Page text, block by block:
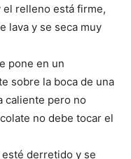
el relleno está firme,
lava y se seca muy
pone en un
sobre la boca de una
caliente pero no
no debe tocar el
derretido y se